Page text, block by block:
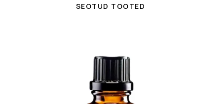
SEOTUD TOOTED